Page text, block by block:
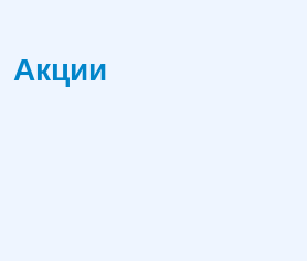
Акции